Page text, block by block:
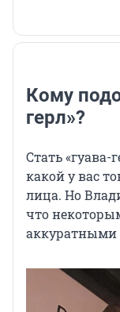
Кому
герл»?
Стать
какой у вас
лица. Но
что
аккуратными